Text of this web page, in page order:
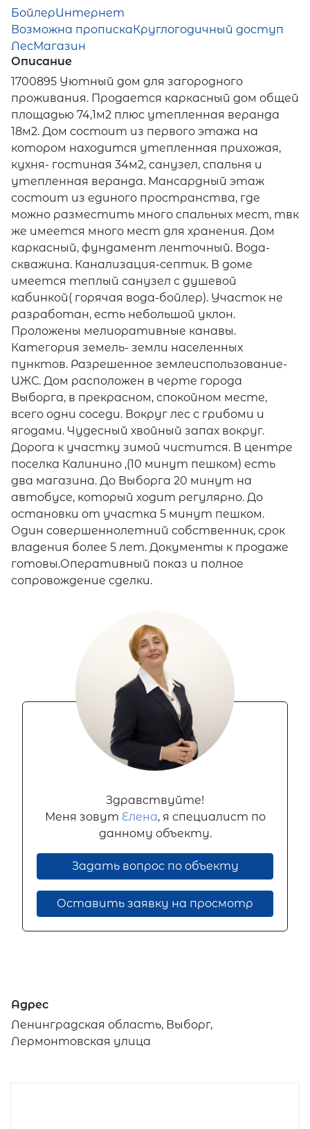
БойлерИнтернет
Возможна пропискаКруглогодичный доступ
ЛесМагазин
Описание
1700895 Уютный дом для загородного
проживания. Продается каркасный дом общей
площадью 74,1м2 плюс утепленная веранда
18м2. Дом состоит из первого этажа на
котором находится утепленная прихожая,
кухня- гостиная 34м2, санузел, спальня и
утепленная веранда. Мансардный этаж
состоит из единого пространства, где
можно разместить много спальных мест, твк
же имеется много мест для хранения. Дом
каркасный, фундамент ленточный. Вода-
скважина. Канализация-септик. В доме
имеется теплый санузел с душевой
кабинкой( горячая вода-бойлер). Участок не
разработан, есть небольшой уклон.
Проложены мелиоративные канавы.
Категория земель- земли населенных
пунктов. Разрешенное землеиспользование-
ИЖС. Дом расположен в черте города
Выборга, в прекрасном, спокойном месте,
всего одни соседи. Вокруг лес с грибоми и
ягодами. Чудесный хвойный запах вокруг.
Дорога к участку зимой чистится. В центре
поселка Калинино ,(10 минут пешком) есть
два магазина. До Выборга 20 минут на
автобусе, который ходит регулярно. До
остановки от участка 5 минут пешком.
Один совершеннолетний собственник, срок
владения более 5 лет. Документы к продаже
готовы.Оперативный показ и полное
сопровождение сделки.
Здравствуйте!
Меня зовут Елена, я специалист по
данному объекту.
Задать вопрос по объекту
Оставить заявку на просмотр
Адрес
Ленинградская область, Выборг,
Лермонтовская улица